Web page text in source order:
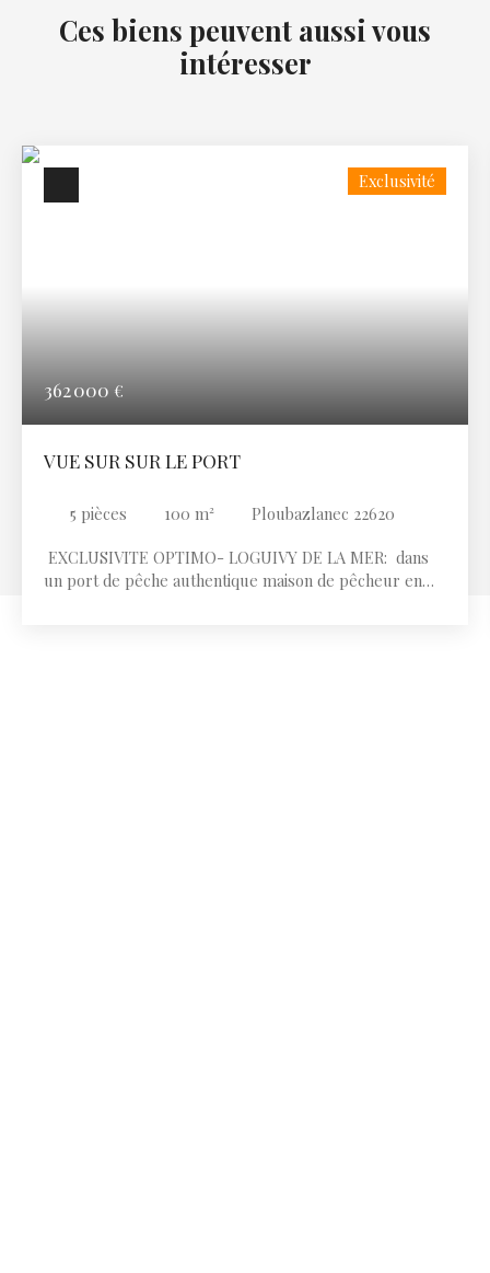
Ces biens peuvent aussi vous
intéresser
362 000 €
Exclusivité
VUE SUR SUR LE PORT
5 pièces 100 m² Ploubazlanec 22620
EXCLUSIVITE OPTIMO- LOGUIVY DE LA MER: dans
un port de pêche authentique maison de pêcheur en